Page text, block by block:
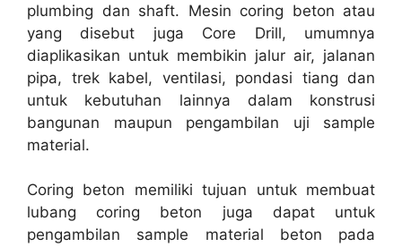
plumbing dan shaft. Mesin coring beton atau
yang disebut juga Core Drill, umumnya
diaplikasikan untuk membikin jalur air, jalanan
pipa, trek kabel, ventilasi, pondasi tiang dan
untuk kebutuhan lainnya dalam konstrusi
bangunan maupun pengambilan uji sample
material.
Coring beton memiliki tujuan untuk membuat
lubang coring beton juga dapat untuk
pengambilan sample material beton pada